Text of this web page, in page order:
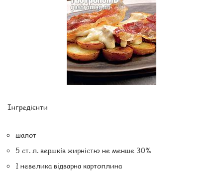
Інгредієнти
шалот
5 ст. л. вершків жирністю не менше 30%
1 невелика відварна картоплина